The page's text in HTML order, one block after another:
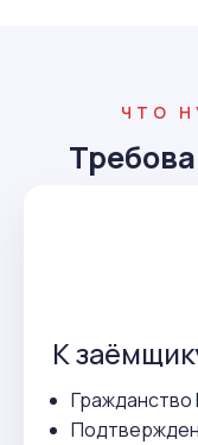
ЧТО
К
Гражданство